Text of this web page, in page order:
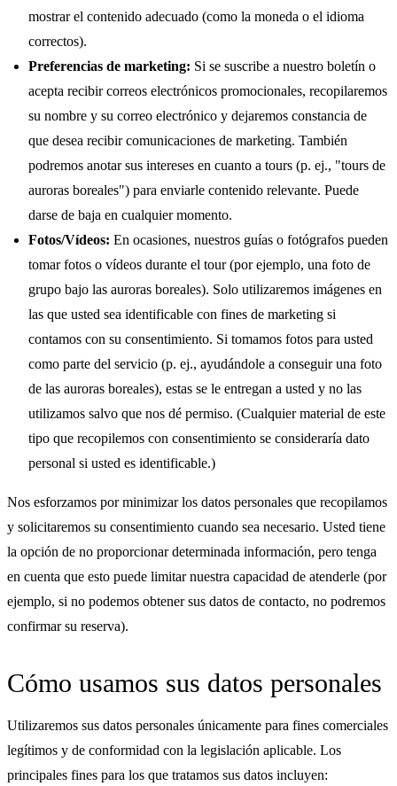
mostrar el contenido adecuado (como la moneda o el idioma
correctos).
Preferencias de marketing: Si se suscribe a nuestro boletín o
acepta recibir correos electrónicos promocionales, recopilaremos
su nombre y su correo electrónico y dejaremos constancia de
que desea recibir comunicaciones de marketing. También
podremos anotar sus intereses en cuanto a tours (p. ej., "tours de
auroras boreales") para enviarle contenido relevante. Puede
darse de baja en cualquier momento.
Fotos/Vídeos: En ocasiones, nuestros guías o fotógrafos pueden
tomar fotos o vídeos durante el tour (por ejemplo, una foto de
grupo bajo las auroras boreales). Solo utilizaremos imágenes en
las que usted sea identificable con fines de marketing si
contamos con su consentimiento. Si tomamos fotos para usted
como parte del servicio (p. ej., ayudándole a conseguir una foto
de las auroras boreales), estas se le entregan a usted y no las
utilizamos salvo que nos dé permiso. (Cualquier material de este
tipo que recopilemos con consentimiento se consideraría dato
personal si usted es identificable.)
Nos esforzamos por minimizar los datos personales que recopilamos
y solicitaremos su consentimiento cuando sea necesario. Usted tiene
la opción de no proporcionar determinada información, pero tenga
en cuenta que esto puede limitar nuestra capacidad de atenderle (por
ejemplo, si no podemos obtener sus datos de contacto, no podremos
confirmar su reserva).
Cómo usamos sus datos personales
Utilizaremos sus datos personales únicamente para fines comerciales
legítimos y de conformidad con la legislación aplicable. Los
principales fines para los que tratamos sus datos incluyen: